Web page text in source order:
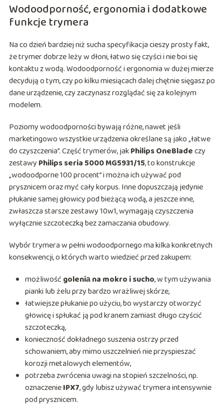
Wodoodporność, ergonomia i dodatkowe
funkcje trymera
Na co dzień bardziej niż sucha specyfikacja cieszy prosty fakt,
że trymer dobrze leży w dłoni, łatwo się czyści i nie boi się
kontaktu z wodą. Wodoodporność i ergonomia w dużej mierze
decydują o tym, czy po kilku miesiącach dalej chętnie sięgasz po
dane urządzenie, czy zaczynasz rozglądać się za kolejnym
modelem.
Poziomy wodoodporności bywają różne, nawet jeśli
marketingowo wszystkie urządzenia określane są jako „łatwe
do czyszczenia”. Część trymerów, jakPhilips OneBladeczy
zestawy Philips seria 5000 MG5931/15, to konstrukcje
„wodoodporne 100 procent” i można ich używać pod
prysznicem oraz myć cały korpus. Inne dopuszczają jedynie
płukanie samej głowicy pod bieżącą wodą, a jeszcze inne,
zwłaszcza starsze zestawy 10w1, wymagają czyszczenia
wyłącznie szczoteczką bez zamaczania obudowy.
Wybór trymera w pełni wodoodpornego ma kilka konkretnych
konsekwencji, o których warto wiedzieć przed zakupem:
możliwość goleniа na mokro i sucho, w tym używania
pianki lub żelu przy bardzo wrażliwej skórze,
łatwiejsze płukanie po użyciu, bo wystarczy otworzyć
głowicę i spłukać ją pod kranem zamiast długo czyścić
szczoteczką,
konieczność dokładnego suszenia ostrzy przed
schowaniem, aby mimo uszczelnień nie przyspieszać
korozji metalowych elementów,
potrzeba zwrócenia uwagi na stopień szczelności, np.
oznaczenieIPX7, gdy lubisz używać trymera intensywnie
pod prysznicem.